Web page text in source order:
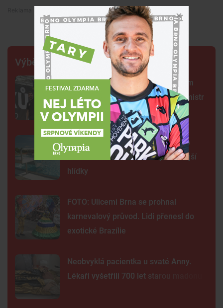
Premium
Výběr šéfredaktora
Centrum Brna ovládli šermíři. Jsem
jako Kung Fu Panda, řekl čerstvý mistr
světa
Na plovárně ve Znojmě se popralo
třicet lidí. Přibudou kamery i častější
hlídky
FOTO: Ulicemi Brna se prohnal
karnevalový průvod. Lidi přenesl do
exotické Brazílie
Neobvyklá pacientka u svaté Anny.
Lékaři vyšetřili 700 let starou madonu